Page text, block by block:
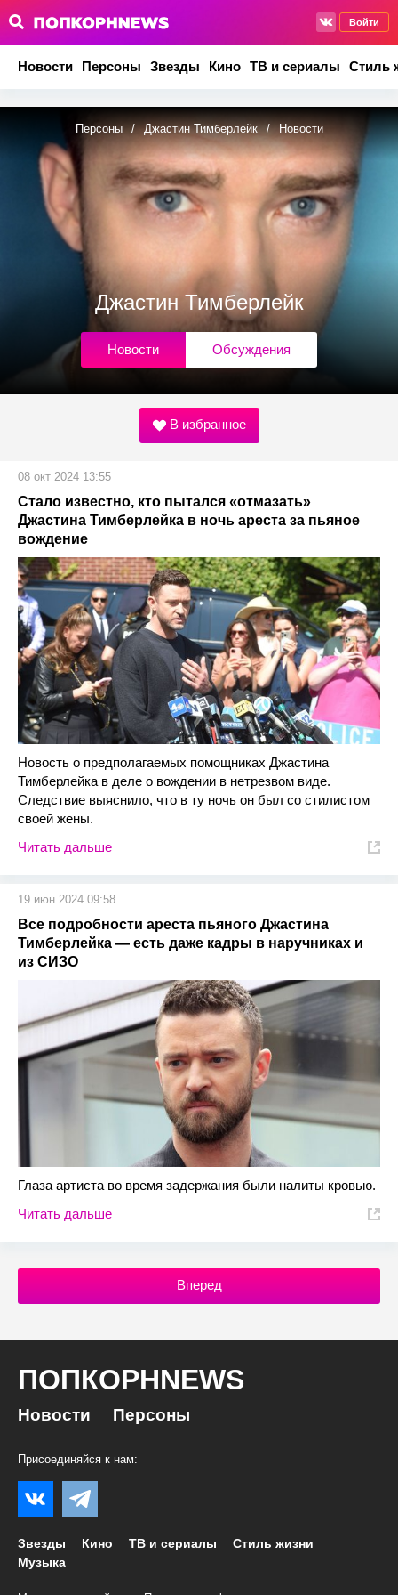
Войти
Новости Персоны Звезды Кино ТВ и сериалы Стиль
Персоны / Джастин Тимберлейк / Новости
Джастин Тимберлейк
Новости Обсуждения
В избранное
08 окт 2024 13:55
Стало известно, кто пытался «отмазать»
Джастина Тимберлейка в ночь ареста за пьяное
вождение
Новость о предполагаемых помощниках Джастина
Тимберлейка в деле о вождении в нетрезвом виде.
Следствие выяснило, что в ту ночь он был со стилистом
своей жены.
Читать дальше
19 июн 2024 09:58
Все подробности ареста пьяного Джастина
Тимберлейка — есть даже кадры в наручниках и
из СИЗО
Глаза артиста во время задержания были налиты кровью.
Читать дальше
Вперед
ПОПКОРНNEWS
Новости Персоны
Присоединяйся к нам:
Звезды Кино ТВ и сериалы
Стиль жизни
Музыка